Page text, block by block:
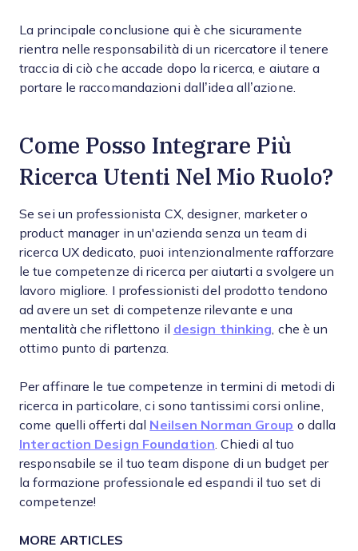
La principale conclusione qui è che sicuramente
rientra nelle responsabilità di un ricercatore il tenere
traccia di ciò che accade dopo la ricerca, e aiutare a
portare le raccomandazioni dall’idea all’azione.
Come Posso Integrare Più
Ricerca Utenti Nel Mio Ruolo?
Se sei un professionista CX, designer, marketer o
product manager in un'azienda senza un team di
ricerca UX dedicato, puoi intenzionalmente rafforzare
le tue competenze di ricerca per aiutarti a svolgere un
lavoro migliore. I professionisti del prodotto tendono
ad avere un set di competenze rilevante e una
mentalità che riflettono il design thinking , che è un
ottimo punto di partenza.
Per affinare le tue competenze in termini di metodi di
ricerca in particolare, ci sono tantissimi corsi online,
come quelli offerti dal Neilsen Norman Group o dalla
Interaction Design Foundation . Chiedi al tuo
responsabile se il tuo team dispone di un budget per
la formazione professionale ed espandi il tuo set di
competenze!
MORE ARTICLES